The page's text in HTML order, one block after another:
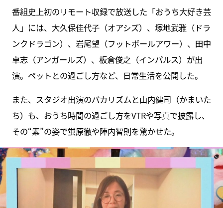
番組史上初のリモート収録で放送した「おうち大好き芸
人」には、大久保佳代子（オアシズ）、塚地武雅（ドラ
ンクドラゴン）、岩尾望（フットボールアワー）、田中
卓志（アンガールズ）、板倉俊之（インパルス）が出
演。ペットとの過ごし方など、日常生活を公開した。
また、スタジオ出演のバカリズムと山内健司（かまいた
ち）も、おうち時間の過ごし方をVTRや写真で披露し、
その“素”の姿で蛍原徹や陣内智則を驚かせた。